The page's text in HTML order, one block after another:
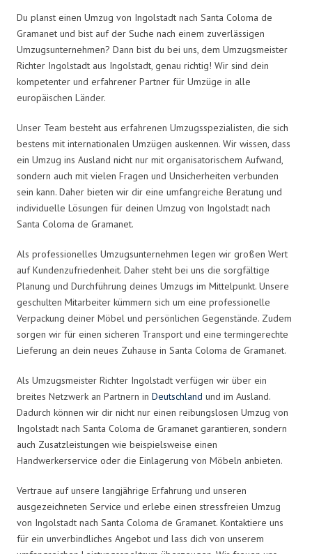
Du planst einen Umzug von Ingolstadt nach Santa Coloma de
Gramanet und bist auf der Suche nach einem zuverlässigen
Umzugsunternehmen? Dann bist du bei uns, dem Umzugsmeister
Richter Ingolstadt aus Ingolstadt, genau richtig! Wir sind dein
kompetenter und erfahrener Partner für Umzüge in alle
europäischen Länder.
Unser Team besteht aus erfahrenen Umzugsspezialisten, die sich
bestens mit internationalen Umzügen auskennen. Wir wissen, dass
ein Umzug ins Ausland nicht nur mit organisatorischem Aufwand,
sondern auch mit vielen Fragen und Unsicherheiten verbunden
sein kann. Daher bieten wir dir eine umfangreiche Beratung und
individuelle Lösungen für deinen Umzug von Ingolstadt nach
Santa Coloma de Gramanet.
Als professionelles Umzugsunternehmen legen wir großen Wert
auf Kundenzufriedenheit. Daher steht bei uns die sorgfältige
Planung und Durchführung deines Umzugs im Mittelpunkt. Unsere
geschulten Mitarbeiter kümmern sich um eine professionelle
Verpackung deiner Möbel und persönlichen Gegenstände. Zudem
sorgen wir für einen sicheren Transport und eine termingerechte
Lieferung an dein neues Zuhause in Santa Coloma de Gramanet.
Als Umzugsmeister Richter Ingolstadt verfügen wir über ein
breites Netzwerk an Partnern in Deutschland und im Ausland.
Dadurch können wir dir nicht nur einen reibungslosen Umzug von
Ingolstadt nach Santa Coloma de Gramanet garantieren, sondern
auch Zusatzleistungen wie beispielsweise einen
Handwerkerservice oder die Einlagerung von Möbeln anbieten.
Vertraue auf unsere langjährige Erfahrung und unseren
ausgezeichneten Service und erlebe einen stressfreien Umzug
von Ingolstadt nach Santa Coloma de Gramanet. Kontaktiere uns
für ein unverbindliches Angebot und lass dich von unserem